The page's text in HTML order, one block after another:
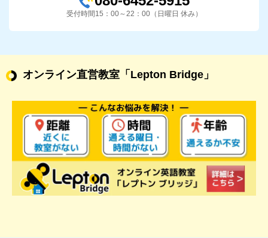
受付時間15：00～22：00（日曜日 休み）
オンライン直営教室 「Lepton Bridge」